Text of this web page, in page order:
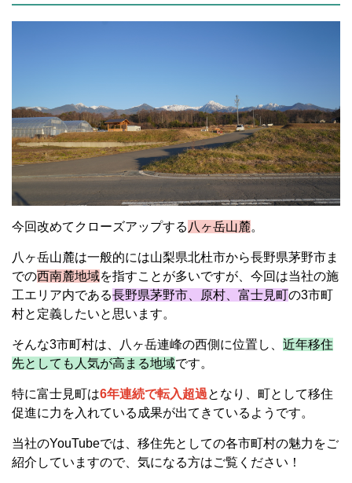
今回改めてクローズアップする 八ヶ岳山麓。
八ヶ岳山麓は一般的には山梨県北杜市から長野県茅野市ま
での西南麓地域を指すことが多いですが、今回は当社の施
工エリア内である長野県茅野市、原村、富士見町の3市町
村と定義したいと思います。
そんな3市町村は、八ヶ岳連峰の西側に位置し、 近年移住
先としても人気が高まる地域です。
特に富士見町は6年連続で転入超過となり、町として移住
促進に力を入れている成果が出てきているようです。
当社のYouTubeでは、移住先としての各市町村の魅力をご
紹介していますので、気になる方はご覧ください！